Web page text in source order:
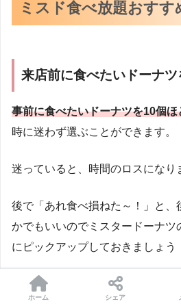
ミスド食べ放題おすす
来店前に食べたいドーナ
事前に食べたいドーナツを10個ほ
時に迷わず選ぶことができます。
迷っていると、時間のロスになり
後で「あれ食べ損ねた～！」と、
かでもいいのでミスタードーナツ
にピックアップしておきましょう
ホーム シェア